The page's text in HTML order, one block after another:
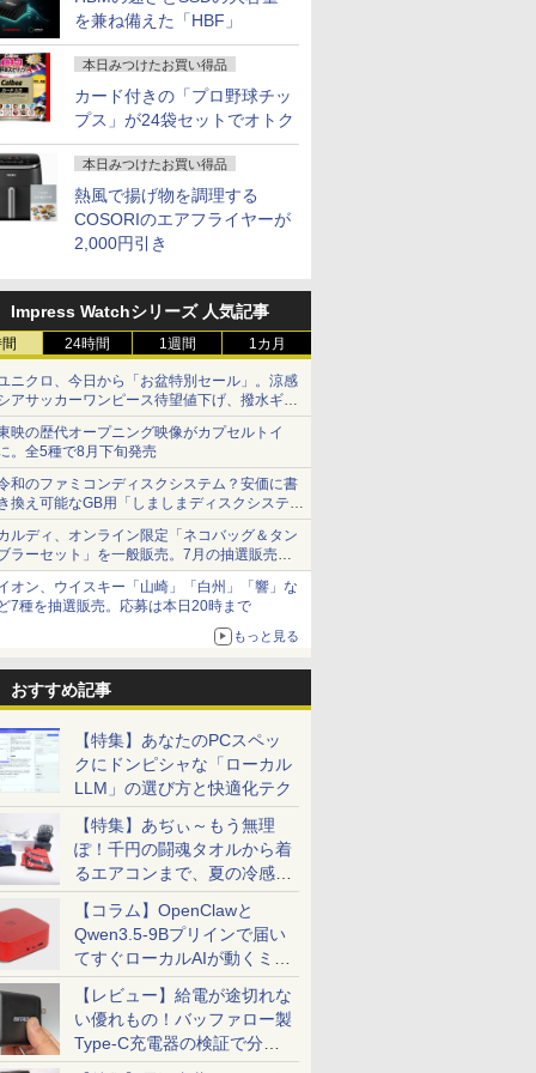
を兼ね備えた「HBF」
本日みつけたお買い得品
カード付きの「プロ野球チッ
プス」が24袋セットでオトク
本日みつけたお買い得品
熱風で揚げ物を調理する
COSORIのエアフライヤーが
2,000円引き
Impress Watchシリーズ 人気記事
24時間 1週間 1カ月
ニクロ、今日から「お盆特別セール」。涼感
アサッカーワンピース待望値下げ、撥水ギア
ョーツは1990円に
映の歴代オープニング映像がカプセルトイ
。全5種で8月下旬発売
和のファミコンディスクシステム？安価に書
換え可能なGB用「しましまディスクシステ
」
ルディ、オンライン限定「ネコバッグ＆タン
ラーセット」を一般販売。7月の抽選販売の
選無効分
オン、ウイスキー「山崎」「白州」「響」な
7種を抽選販売。応募は本日20時まで
もっと見る
おすすめ記事
【特集】あなたのPCスペッ
クにドンピシャな「ローカル
LLM」の選び方と快適化テク
【特集】あぢぃ～もう無理
ぽ！千円の闘魂タオルから着
るエアコンまで、夏の冷感グ
ッズ一挙紹介
【コラム】OpenClawと
Qwen3.5-9Bプリインで届い
てすぐローカルAIが動くミニ
PC「SER9 Pro」
【レビュー】給電が途切れな
い優れもの！バッファロー製
Type-C充電器の検証で分か
ったこと